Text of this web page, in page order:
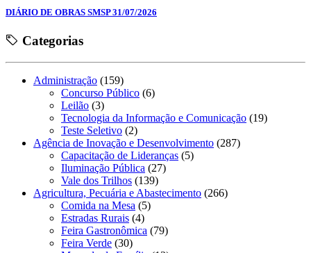
DIÁRIO DE OBRAS SMSP 31/07/2026
Categorias
Administração (159)
Concurso Público (6)
Leilão (3)
Tecnologia da Informação e Comunicação (19)
Teste Seletivo (2)
Agência de Inovação e Desenvolvimento (287)
Capacitação de Lideranças (5)
Iluminação Pública (27)
Vale dos Trilhos (139)
Agricultura, Pecuária e Abastecimento (266)
Comida na Mesa (5)
Estradas Rurais (4)
Feira Gastronômica (79)
Feira Verde (30)